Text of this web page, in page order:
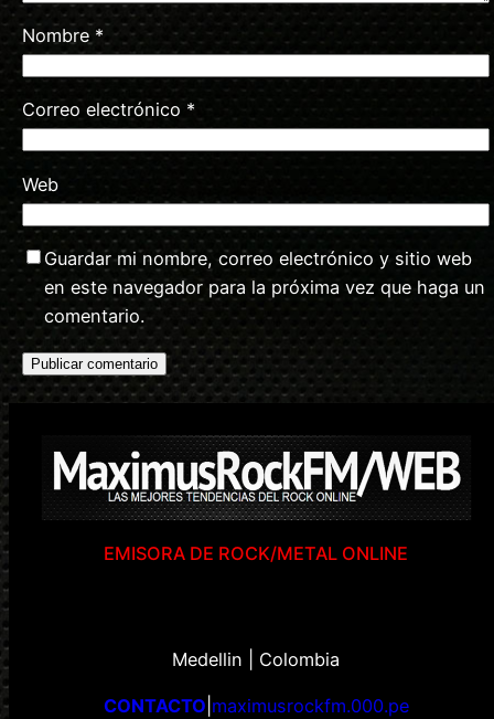
Nombre *
Correo electrónico *
Web
Guardar mi nombre, correo electrónico y sitio web
en este navegador para la próxima vez que haga un
comentario.
EMISORA DE ROCK/METAL ONLINE
Medellin | Colombia
CONTACTO maximusrockfm.000.pe